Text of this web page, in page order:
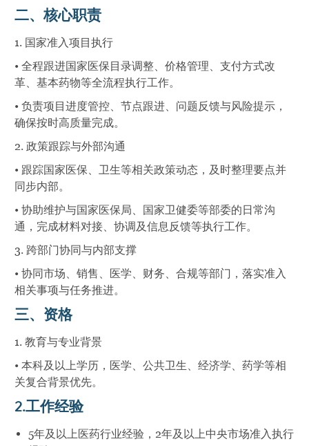
二、核心职责
1. 国家准入项目执行
• 全程跟进国家医保目录调整、价格管理、支付方式改
革、基本药物等全流程执行工作。
• 负责项目进度管控、节点跟进、问题反馈与风险提示，
确保按时高质量完成。
2. 政策跟踪与外部沟通
• 跟踪国家医保、卫生等相关政策动态，及时整理要点并
同步内部。
• 协助维护与国家医保局、国家卫健委等部委的日常沟
通，完成材料对接、协调及信息反馈等执行工作。
3. 跨部门协同与内部支撑
• 协同市场、销售、医学、财务、合规等部门，落实准入
相关事项与任务推进。
三、资格
1. 教育与专业背景
• 本科及以上学历，医学、公共卫生、经济学、药学等相
关复合背景优先。
2.工作经验
5年及以上医药行业经验，2年及以上中央市场准入执行